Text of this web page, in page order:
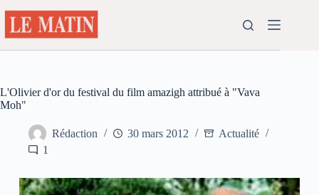
au
contenu
L'Olivier d'or du festival du film amazigh attribué à "Vava
Moh"
Rédaction 30 mars 2012
Actualité
1